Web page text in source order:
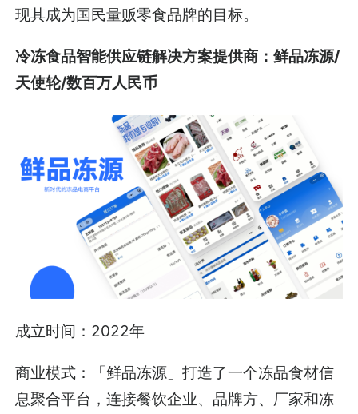
现其成为国民量贩零食品牌的目标。
冷冻食品智能供应链解决方案提供商：鲜品冻源/
天使轮/数百万人民币
成立时间：2022年
商业模式：「鲜品冻源」打造了一个冻品食材信
息聚合平台，连接餐饮企业、品牌方、厂家和冻